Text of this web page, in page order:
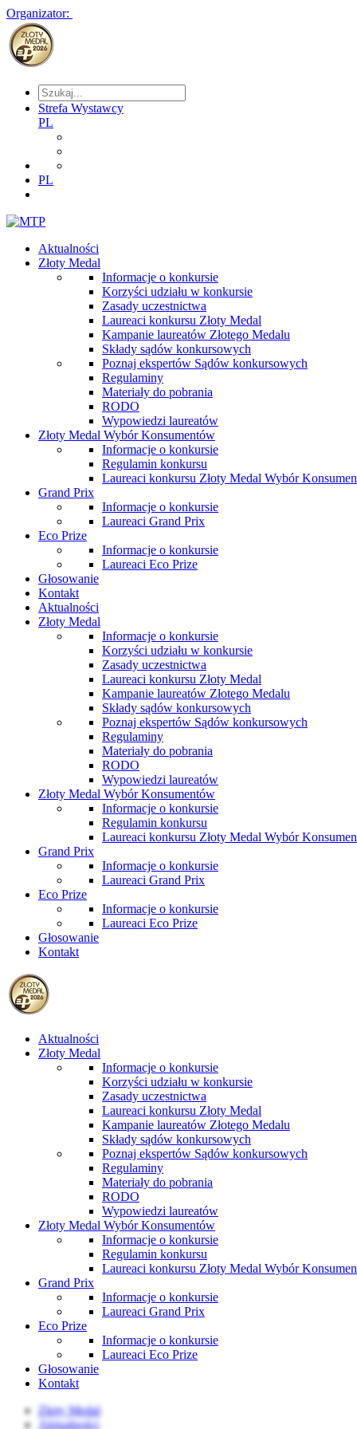
Organizator:
Strefa Wystawcy
PL
PL
Aktualności
Złoty Medal
Informacje o konkursie
Korzyści udziału w konkursie
Zasady uczestnictwa
Laureaci konkursu Złoty Medal
Kampanie laureatów Złotego Medalu
Składy sądów konkursowych
Poznaj ekspertów Sądów konkursowych
Regulaminy
Materiały do pobrania
RODO
Wypowiedzi laureatów
Złoty Medal Wybór Konsumentów
Informacje o konkursie
Regulamin konkursu
Laureaci konkursu Złoty Medal Wybór
Grand Prix
Informacje o konkursie
Laureaci Grand Prix
Eco Prize
Informacje o konkursie
Laureaci Eco Prize
Głosowanie
Kontakt
Aktualności
Złoty Medal
Informacje o konkursie
Korzyści udziału w konkursie
Zasady uczestnictwa
Laureaci konkursu Złoty Medal
Kampanie laureatów Złotego Medalu
Składy sądów konkursowych
Poznaj ekspertów Sądów konkursowych
Regulaminy
Materiały do pobrania
RODO
Wypowiedzi laureatów
Złoty Medal Wybór Konsumentów
Informacje o konkursie
Regulamin konkursu
Laureaci konkursu Złoty Medal Wybór
Grand Prix
Informacje o konkursie
Laureaci Grand Prix
Eco Prize
Informacje o konkursie
Laureaci Eco Prize
Głosowanie
Kontakt
Aktualności
Złoty Medal
Informacje o konkursie
Korzyści udziału w konkursie
Zasady uczestnictwa
Laureaci konkursu Złoty Medal
Kampanie laureatów Złotego Medalu
Składy sądów konkursowych
Poznaj ekspertów Sądów konkursowych
Regulaminy
Materiały do pobrania
RODO
Wypowiedzi laureatów
Złoty Medal Wybór Konsumentów
Informacje o konkursie
Regulamin konkursu
Laureaci konkursu Złoty Medal Wybór
Grand Prix
Informacje o konkursie
Laureaci Grand Prix
Eco Prize
Informacje o konkursie
Laureaci Eco Prize
Głosowanie
Kontakt
Złoty Medal
Aktualności